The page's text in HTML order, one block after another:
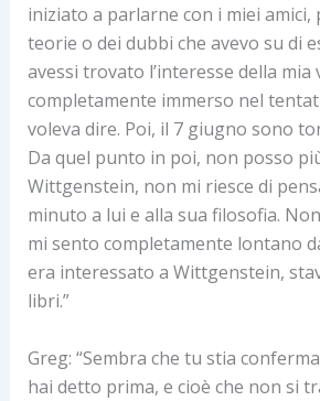
iniziato a parlarne con i miei amici,
teorie o dei dubbi che avevo su di
avessi trovato l’interesse della mia
completamente immerso nel
voleva dire. Poi, il 7 giugno sono
Da quel punto in poi, non posso
Wittgenstein, non mi riesce di
minuto a lui e alla sua filosofia.
mi sento completamente lontano
era interessato a Wittgenstein,
libri.”
Greg: “Sembra che tu stia
hai detto prima, e cioè che non si